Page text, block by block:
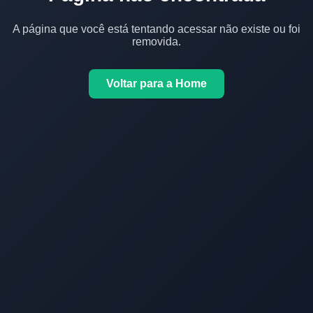
A página que você está tentando acessar não existe ou foi
removida.
Voltar para a Home